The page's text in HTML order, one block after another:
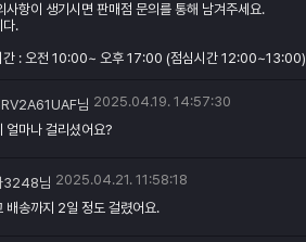
사항이 생기시면 판매점 문의를 통해 남겨주세요.
다.
간 : 오전 10:00~ 오후 17:00 (점심시간 12:00~13:00)
님 2025.04.19. 14:57:30
얼마나 걸리셨어요?
3248님 2025.04.21. 11:58:18
배송까지 2일 정도 걸렸어요.